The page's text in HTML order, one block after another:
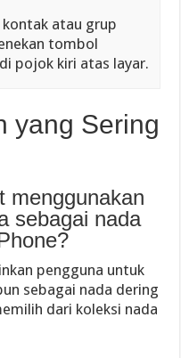
atau grup
tombol
pojok kiri atas layar.
yang Sering
menggunakan
sebagai nada
pengguna untuk
sebagai nada dering
dari koleksi nada